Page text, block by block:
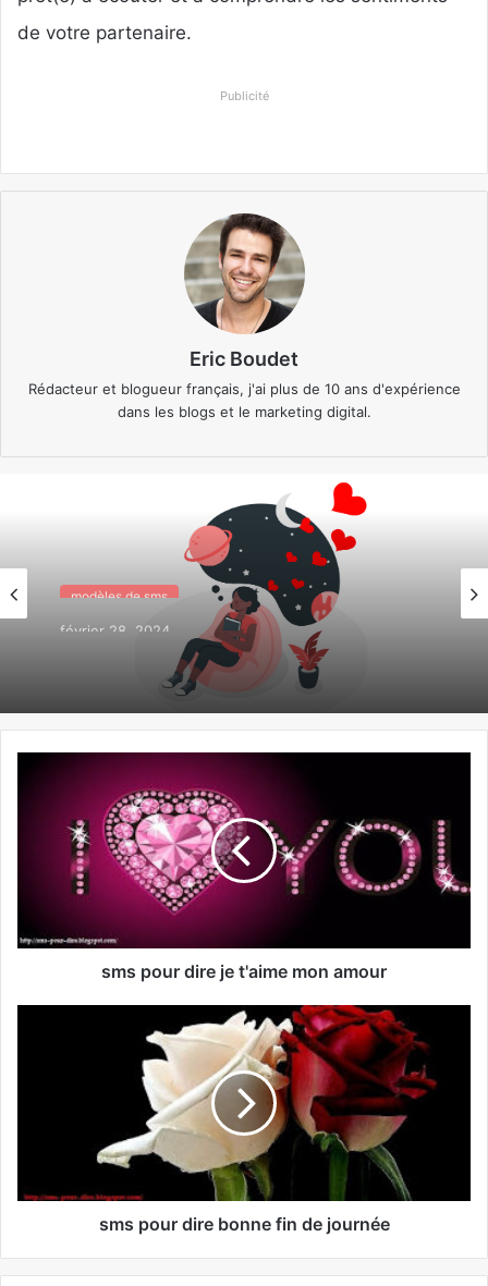
de votre partenaire.
Publicité
Eric Boudet
Rédacteur et blogueur français, j'ai plus de 10 ans d'expérience
dans les blogs et le marketing digital.
modèles de sms
Sms j’ai rêvé de toi cette nuit
sms pour dire je t'aime mon amour
sms pour dire bonne fin de journée